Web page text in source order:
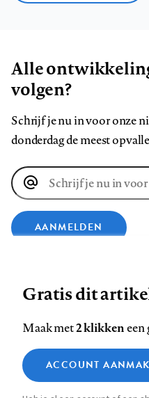
Alle
volgen?
Schrijf je nu in voor onze
donderdag de meest
E-
mailadres
AANMELDEN
op
Facebook
op
LinkedIn
op
Bluesky
ons
op
Footer
Contact Colofon
Zie onze cookie policy
Analytische cookies
Gratis dit
Maak met2 klikkeneen
ACCOUNT